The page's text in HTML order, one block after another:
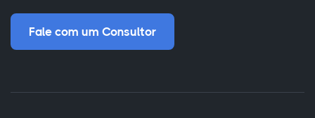
Fale com um Consultor